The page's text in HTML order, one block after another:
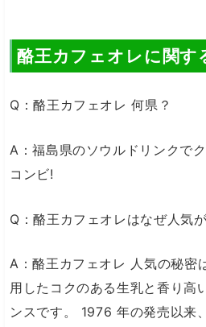
酪王カフェオレに関す
Q：酪王カフェオレ 何県？
A：福島県のソウルドリンクで
コンビ!
Q：酪王カフェオレはなぜ人気
A：酪王カフェオレ 人気の秘密
用したコクのある生乳と香り高
ンスです。 1976 年の発売以来